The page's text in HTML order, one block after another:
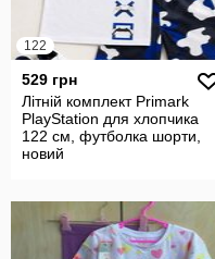
122
529 грн
Літній комплект Primark
PlayStation для хлопчика
122 см, футболка шорти,
новий